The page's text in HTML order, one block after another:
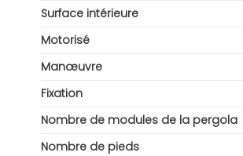
Surface intérieure
Motorisé
Manœuvre
Fixation
Nombre de modules de la pergola
Nombre de pieds